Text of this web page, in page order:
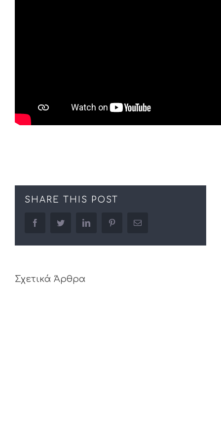
SHARE THIS POST
facebooktwitter linkedin pinterestEmail
Σχετικά Άρθρα